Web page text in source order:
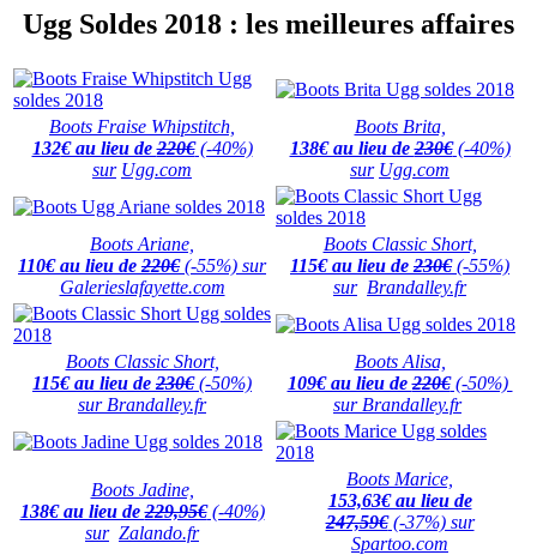
Ugg Soldes 2018 : les meilleures affaires
Boots Fraise Whipstitch,
132€ au lieu de220€(-40%)
sur Ugg.com
Boots Brita,
138€ au lieu de230€(-40%)
sur Ugg.com
Boots Ariane,
110€ au lieu de 220€(-55%) sur
Galerieslafayette.com
Boots Classic Short,
115€ au lieu de 230€(-55%)
sur Brandalley.fr
Boots Classic Short,
115€ au lieu de 230€(-50%)
sur Brandalley.fr
Boots Alisa,
109€ au lieu de220€(-50%)
sur Brandalley.fr
Boots Jadine,
138€ au lieu de229,95€(-40%)
sur Zalando.fr
Boots Marice,
153,63€ au lieu de
247,59€(-37%) sur
Spartoo.com